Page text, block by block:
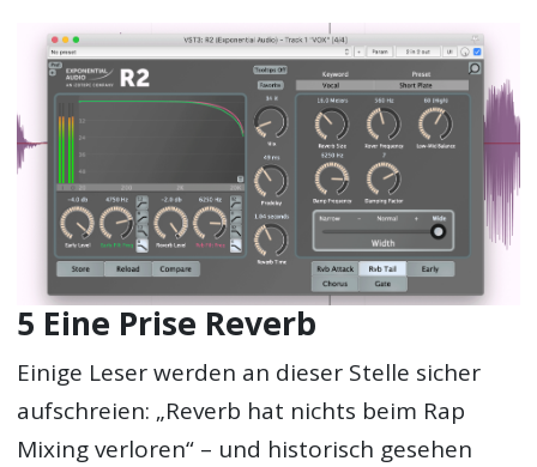
5 Eine Prise Reverb
Einige Leser werden an dieser Stelle sicher
aufschreien: „Reverb hat nichts beim Rap
Mixing verloren“ – und historisch gesehen